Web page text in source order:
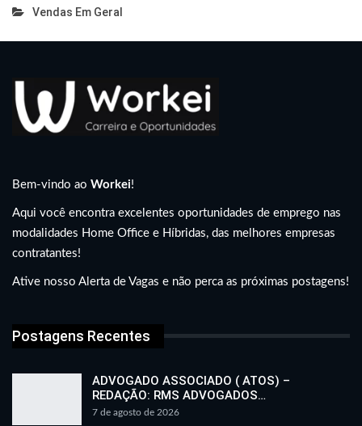
Vendas Em Geral
Bem-vindo ao Workei!
Aqui você encontra excelentes oportunidades de emprego nas
modalidades Home Office e Híbridas, das melhores empresas
contratantes!
Ative nosso Alerta de Vagas e não perca as próximas postagens!
Postagens Recentes
ADVOGADO ASSOCIADO ( ATOS) –
REDAÇÃO: RMS ADVOGADOS…
7 de agosto de 2026